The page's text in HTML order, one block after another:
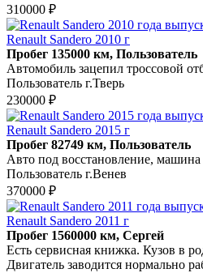
310000 ₽
Renault Sandero 2010 г
Пробег 135000 км, Пользователь
Автомобиль зацепил троссовой
Пользователь г.Тверь
230000 ₽
Renault Sandero 2015 г
Пробег 82749 км, Пользователь
Авто под восстановление,
Пользователь г.Венев
370000 ₽
Renault Sandero 2011 г
Пробег 1560000 км, Сергей
Есть сервисная книжка. Кузов в
Двигатель заводится нормально